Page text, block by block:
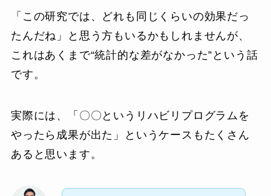
「この研究では、どれも同じくらいの効果だっ
たんだね」と思う方もいるかもしれませんが、
これはあくまで“統計的な差がなかった”という話
です。
実際には、「〇〇というリハビリプログラムを
やったら成果が出た」というケースもたくさん
あると思います。